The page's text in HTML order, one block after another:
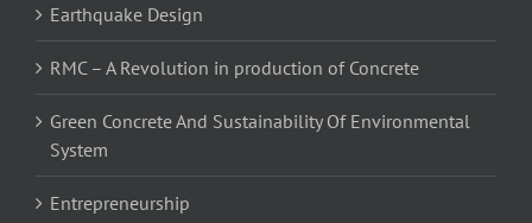
Earthquake Design
RMC – A Revolution in production of Concrete
Green Concrete And Sustainability Of Environmental
System
Entrepreneurship